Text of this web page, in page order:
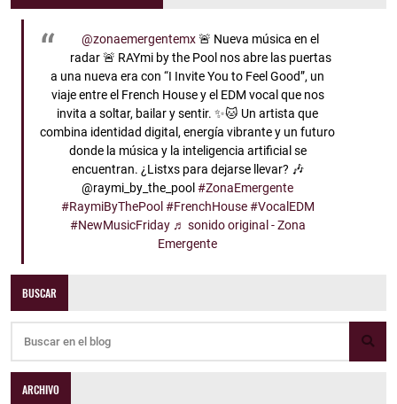
@zonaemergentemx🚨 Nueva música en el
radar 🚨 RAYmi by the Pool nos abre las puertas
a una nueva era con “I Invite You to Feel Good”, un
viaje entre el French House y el EDM vocal que nos
invita a soltar, bailar y sentir. ✨🐱 Un artista que
combina identidad digital, energía vibrante y un futuro
donde la música y la inteligencia artificial se
encuentran. ¿Listxs para dejarse llevar? 🎶
@raymi_by_the_pool#ZonaEmergente
#RaymiByThePool #FrenchHouse #VocalEDM
#NewMusicFriday ♬ sonido original - Zona
Emergente
BUSCAR
ARCHIVO